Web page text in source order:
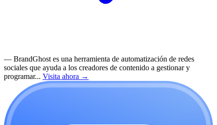
— BrandGhost es una herramienta de automatización de redes
sociales que ayuda a los creadores de contenido a gestionar y
programar... Visita ahora →